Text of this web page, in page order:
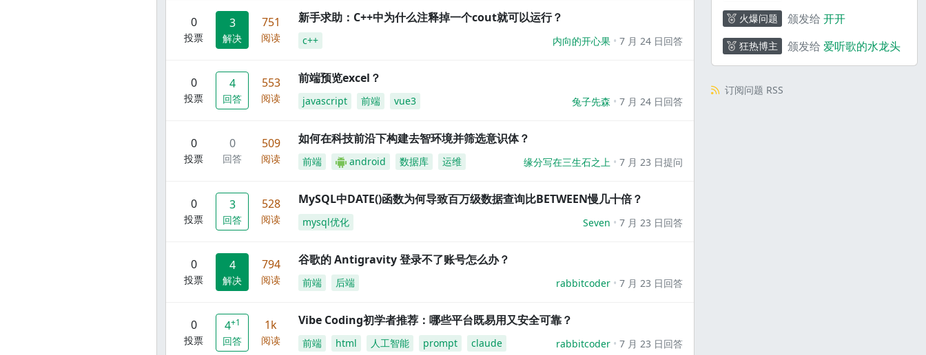
0
投票
3
解决
751
阅读
新手求助：C++中为什么注释掉一个cout就可以运行？
c++ 内向的开心果 7 月 24 日回答
0
投票
4
回答
553
阅读
前端预览excel？
javascript 前端 vue3 兔子先森 7 月 24 日回答
0
投票
0
回答
509
阅读
如何在科技前沿下构建去智环境并筛选意识体？
前端 android 数据库 运维 缘分写在三生石之上 7 月 23 日提问
0
投票
3
回答
528
阅读
MySQL中DATE()函数为何导致百万级数据查询比BETWEEN慢几十倍？
mysql优化 Seven 7 月 23 日回答
0
投票
4
解决
794
阅读
谷歌的 Antigravity 登录不了账号怎么办？
前端 后端 rabbitcoder 7 月 23 日回答
0
投票
4+1
回答
1k
阅读
Vibe Coding初学者推荐：哪些平台既易用又安全可靠？
前端 html 人工智能 prompt claude rabbitcoder 7 月 23 日回答
火爆问题 颁发给 开开
狂热博主 颁发给 爱听歌的水龙头
订阅问题 RSS